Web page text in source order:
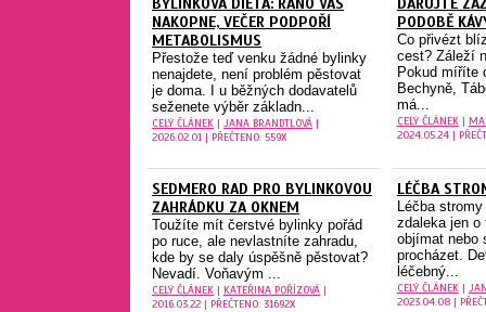
BYLINKOVÁ DIETA: RÁNO VÁS
NAKOPNE, VEČER PODPOŘÍ
METABOLISMUS
Přestože teď venku žádné bylinky
nenajdete, není problém pěstovat
je doma. I u běžných dodavatelů
seženete výběr základn...
CELÝ ČLÁNEK | JANA BRANDTLOVÁ |
2026.02.01 | PŘEČTENO: 559X
DARUJTE
PODOBĚ
Co přivézt
cest? Záleží
Pokud míříte
Bechyně,
má...
CELÝ ČLÁNEK|
2024.05.24 |
SEDMERO RAD PRO BYLINKOVOU
ZAHRÁDKU ZA OKNEM
Toužíte mít čerstvé bylinky pořád
po ruce, ale nevlastníte zahradu,
kde by se daly úspěšně pěstovat?
Nevadí. Voňavým ...
CELÝ ČLÁNEK | KATEŘINA POŘÍZOVÁ |
2016.03.22 | PŘEČTENO: 31692X
LÉČBA
Léčba
zdaleka jen o
objímat nebo
procházet.
léčebný...
CELÝ ČLÁNEK|
2023.04.08 |